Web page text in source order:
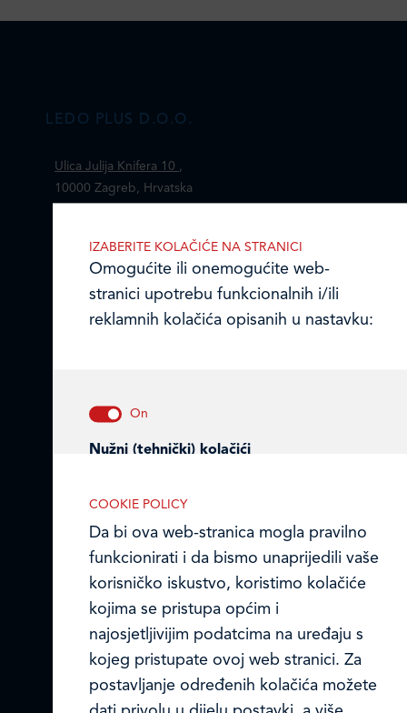
LEDO PLUS D.O.O.
Ulica Julija Knifera 10 ,
10000 Zagreb, Hrvatska
Email:ledo@ledo.hr
OIB 07179054100
Matični broj (MB): 4938763
Privacy notice and Cookies
© LEDO plus d.o.o. 2026.
COOKIE POLICY
Da bi ova web-stranica mogla pravilno
funkcionirati i da bismo unaprijedili vaše
korisničko iskustvo, koristimo kolačiće
kojima se pristupa općim i
najosjetljivijim podatcima na uređaju s
kojeg pristupate ovoj web stranici. Za
postavljanje određenih kolačića možete
IZABERITE KOLAČIĆE NA STRANICI
Omogućite ili onemogućite web-
stranici upotrebu funkcionalnih i/ili
reklamnih kolačića opisanih u nastavku:
Nužni (tehnički) kolačići
funkcionalnosti. Bez ovih kolačića, web-
stranica ne može pravilno funkcionirati,
a isključiti ih možete mijenjanjem
postavki u svome web-pregledniku.
Analitički kolačići